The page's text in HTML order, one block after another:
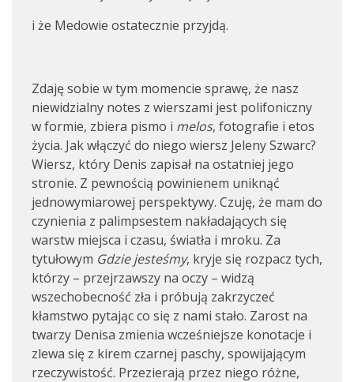
i że Medowie ostatecznie przyjdą.
Zdaję sobie w tym momencie sprawę, że nasz
niewidzialny notes z wierszami jest polifoniczny
w formie, zbiera pismo i melos, fotografie i etos
życia. Jak włączyć do niego wiersz Jeleny Szwarc?
Wiersz, który Denis zapisał na ostatniej jego
stronie. Z pewnością powinienem uniknąć
jednowymiarowej perspektywy. Czuję, że mam do
czynienia z palimpsestem nakładających się
warstw miejsca i czasu, światła i mroku. Za
tytułowym Gdzie jesteśmy, kryje się rozpacz tych,
którzy – przejrzawszy na oczy – widzą
wszechobecność zła i próbują zakrzyczeć
kłamstwo pytając co się z nami stało. Zarost na
twarzy Denisa zmienia wcześniejsze konotacje i
zlewa się z kirem czarnej paschy, spowijającym
rzeczywistość. Przezierają przez niego różne,